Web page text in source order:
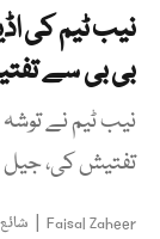
نیب ٹیم کی
بی بی سے
نیب ٹیم نے
تفتیش کی، جیل
Faisal Zaheer
| شائع